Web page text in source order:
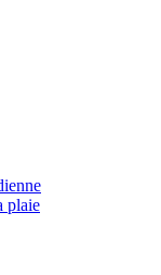
plaie